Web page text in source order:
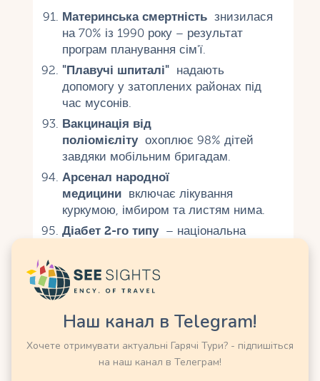
Материнська смертністьзнизилася
на 70% із 1990 року – результат
програм планування сім'ї.
"Плавучі шпиталі"надають
допомогу у затоплених районах під
час мусонів.
Вакцинація від
поліомієлітуохоплює 98% дітей
завдяки мобільним бригадам.
Арсенал народної
медицинивключає лікування
куркумою, імбиром та листям нима.
Діабет 2-го типу– національна
Дакський медичний коледж
– найстаріший навчальний заклад
такого роду.
50 000 осіб.
Наш канал в Telegram!
Хочете отримувати актуальні Гарячі Тури? - підпишіться
на наш канал в Телеграм!